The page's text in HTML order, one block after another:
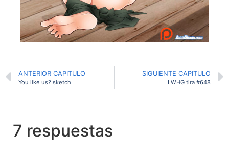
ANTERIOR CAPITULO
You like us? sketch
SIGUIENTE CAPITULO
LWHG tira #648
7 respuestas